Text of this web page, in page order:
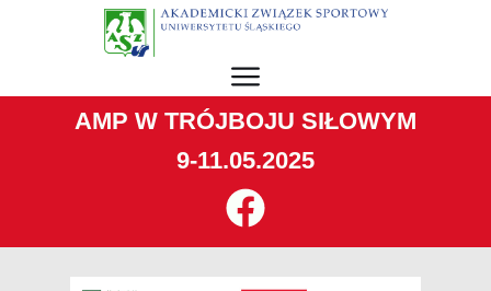
AMP W TRÓJBOJU SIŁOWYM
9-11.05.2025